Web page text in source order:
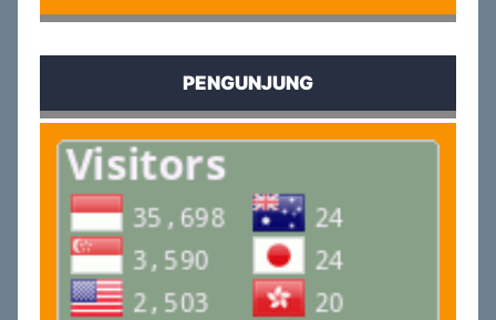
PENGUNJUNG